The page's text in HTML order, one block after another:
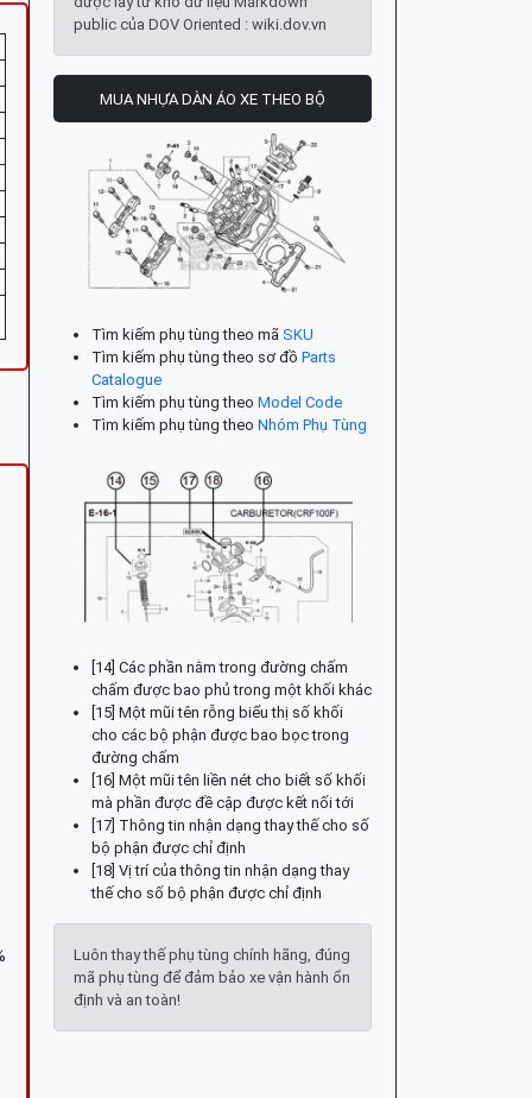
public của DOV Oriented : wiki.dov.vn
MUA NHỰA DÀN ÁO XE THEO BỘ
Tìm kiếm phụ tùng theo mã SKU
Tìm kiếm phụ tùng theo sơ đồ Parts
Catalogue
Tìm kiếm phụ tùng theo Model Code
Tìm kiếm phụ tùng theo Nhóm Phụ Tùng
[14] Các phần nằm trong đường chấm
chấm được bao phủ trong một khối khác
[15] Một mũi tên rỗng biểu thị số khối
cho các bộ phận được bao bọc trong
đường chấm
[16] Một mũi tên liền nét cho biết số khối
mà phần được đề cập được kết nối tới
[17] Thông tin nhận dạng thay thế cho số
bộ phận được chỉ định
[18] Vị trí của thông tin nhận dạng thay
thế cho số bộ phận được chỉ định
Luôn thay thế phụ tùng chính hãng, đúng
mã phụ tùng để đảm bảo xe vận hành ổn
định và an toàn!